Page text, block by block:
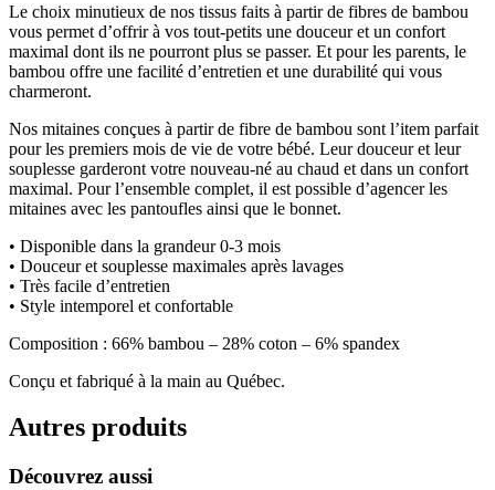
Le choix minutieux de nos tissus faits à partir de fibres de bambou
vous permet d’offrir à vos tout-petits une douceur et un confort
maximal dont ils ne pourront plus se passer. Et pour les parents, le
bambou offre une facilité d’entretien et une durabilité qui vous
charmeront.
Nos mitaines conçues à partir de fibre de bambou sont l’item parfait
pour les premiers mois de vie de votre bébé. Leur douceur et leur
souplesse garderont votre nouveau-né au chaud et dans un confort
maximal. Pour l’ensemble complet, il est possible d’agencer les
mitaines avec les pantoufles ainsi que le bonnet.
• Disponible dans la grandeur 0-3 mois
• Douceur et souplesse maximales après lavages
• Très facile d’entretien
• Style intemporel et confortable
Composition : 66% bambou – 28% coton – 6% spandex
Conçu et fabriqué à la main au Québec.
Autres produits
Découvrez aussi